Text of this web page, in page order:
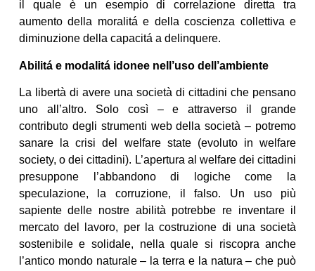
il quale è un esempio di correlazione diretta tra
aumento della moralitá e della coscienza collettiva e
diminuzione della capacitá a delinquere.
Abilitá e modalitá idonee nell’uso dell’ambiente
La libertà di avere una società di cittadini che pensano
uno all’altro. Solo così – e attraverso il grande
contributo degli strumenti web della società – potremo
sanare la crisi del welfare state (evoluto in welfare
society, o dei cittadini). L’apertura al welfare dei cittadini
presuppone l’abbandono di logiche come la
speculazione, la corruzione, il falso. Un uso più
sapiente delle nostre abilità potrebbe re inventare il
mercato del lavoro, per la costruzione di una società
sostenibile e solidale, nella quale si riscopra anche
l’antico mondo naturale – la terra e la natura – che può